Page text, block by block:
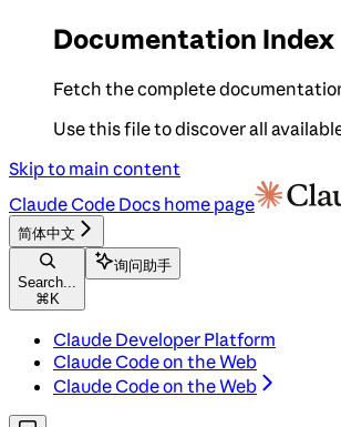
Documentation Index
Fetch the complete
Use this file to discover all
Skip to main content
Claude Code Docs home page
简体中文
Search...
⌘ K
询问助手
Claude Developer Platform
Claude Code on the Web
Claude Code on the Web